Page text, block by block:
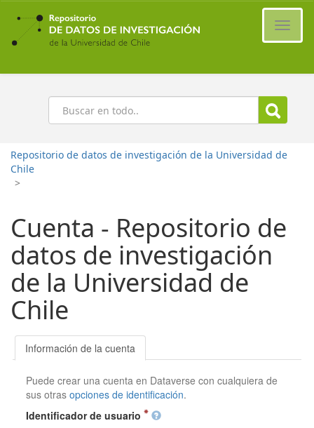
Ir
contenido
principal
Buscar
Repositorio de datos de investigación de la Universidad de
Chile
>
Cuenta - Repositorio de
datos de investigación
de la Universidad de
Chile
Información de la cuenta
Puede crear una cuenta en Dataverse con cualquiera de
sus otrasopciones de identificación.
Identificador de usuario